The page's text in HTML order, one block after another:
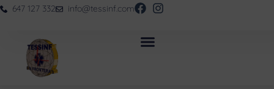
647 127 332 info@tessinf.com